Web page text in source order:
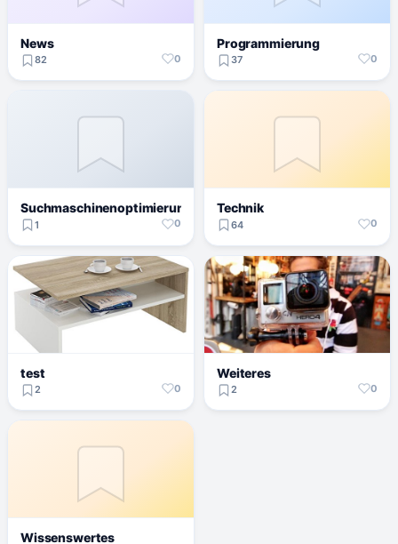
News
82 0
Programmierung
37 0
Suchmaschinenoptimierung
1 0
Technik
64 0
test
2 0
Weiteres
2 0
Wissenswertes